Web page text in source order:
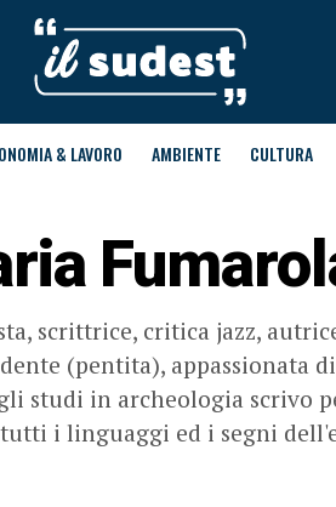
& LAVORO AMBIENTE CULTURA
scrittrice, critica jazz,
(pentita), appassionata
studi in archeologia scrivo
i linguaggi ed i segni